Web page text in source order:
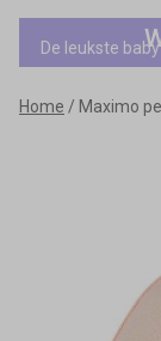
pet
wild
De leukste
Home Maximo